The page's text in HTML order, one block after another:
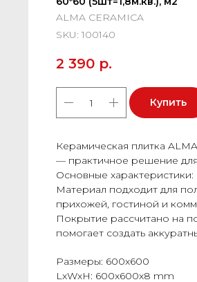
ALMA CERAMICA
SKU: 100140
2 390 р.
Купить
Керамическая плитка
— практичное решение
Основные
Материал подходит для
прихожей, гостиной и
Покрытие рассчитано на
помогает создать
Размеры: 600x600
LxWxH: 600x600x8 mm